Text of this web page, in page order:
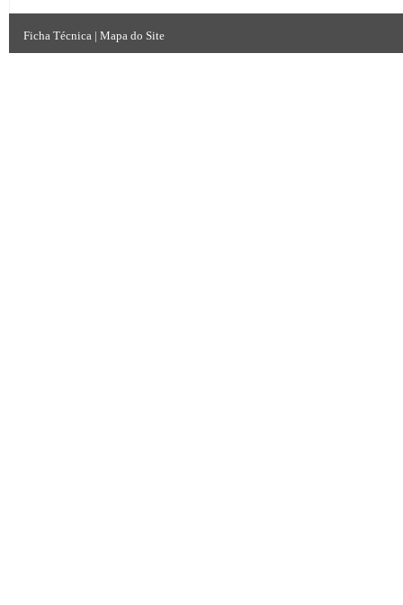
Ficha Técnica | Mapa do Site